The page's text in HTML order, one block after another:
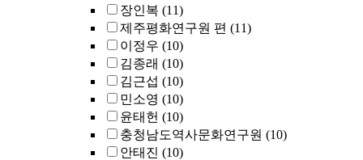
장인복 (11)
제주평화연구원 편 (11)
이정우 (10)
김종래 (10)
김근섭 (10)
민소영 (10)
윤태헌 (10)
충청남도역사문화연구원 (10)
안태진 (10)